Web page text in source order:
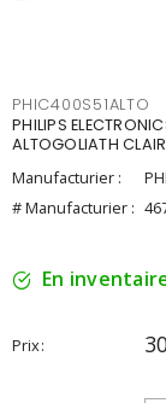
PHIC400S51ALTO
PHILIPS
ALTOGOLIATH
Manufacturier :
# Manufacturier :
En
Prix